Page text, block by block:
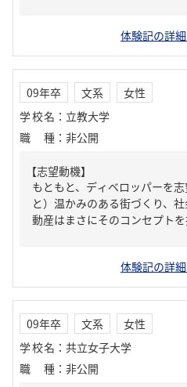
体験記の詳
09年卒 文系
女性
学校名 ： 立教大学
職種 ： 非公開
【志望動機】
もともと、ディベロッパーを
と）温かみのある街づくり、
動産はまさにそのコンセプト
体験記の詳
09年卒 文系
女性
学校名 ： 共立女子大学
職種 ： 非公開